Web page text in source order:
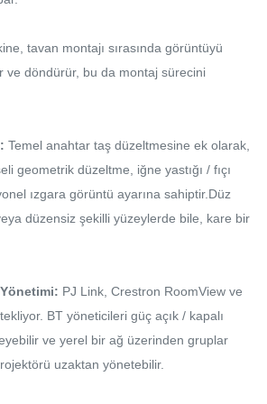
tavan montajı sırasında görüntüyü
ve döndürür, bu da montaj sürecini
Temel anahtar taş düzeltmesine ek olarak,
geometrik düzeltme, iğne yastığı / fıçı
ızgara görüntü ayarına sahiptir.Düz
düzensiz şekilli yüzeylerde bile, kare bir
PJ Link, Crestron RoomView ve
BT yöneticileri güç açık / kapalı
ve yerel bir ağ üzerinden gruplar
uzaktan yönetebilir.